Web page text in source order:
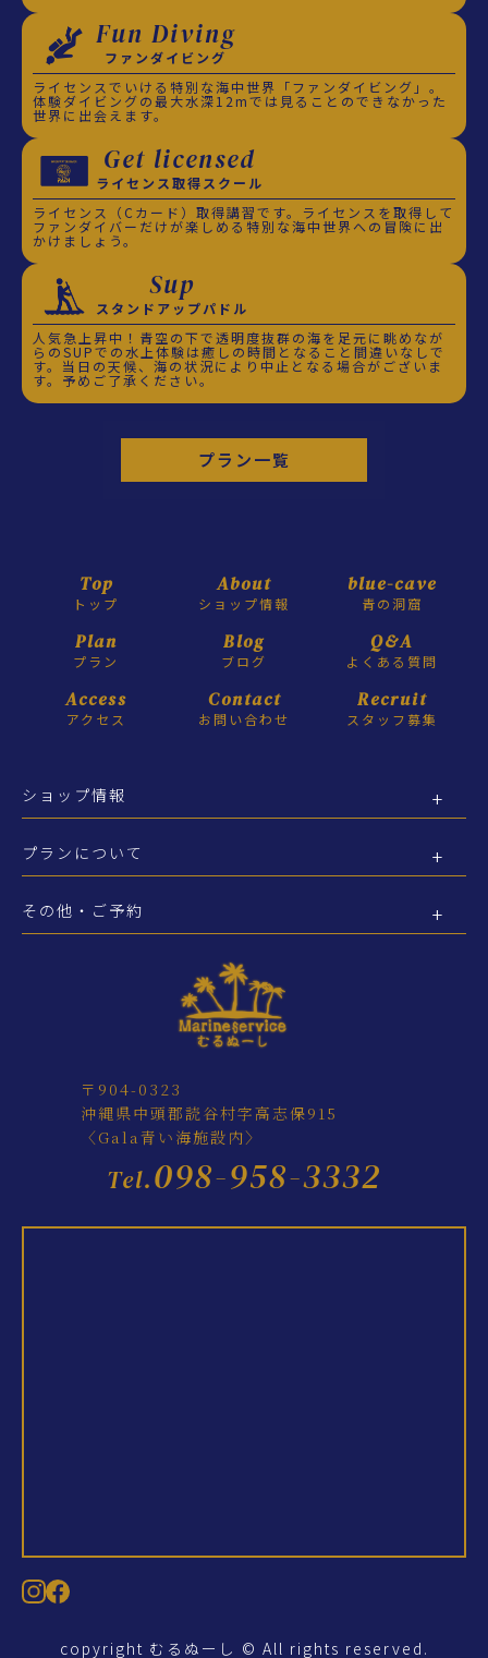
Fun Diving
ファンダイビング
ライセンスでいける特別な海中世界「ファンダイビング」。
体験ダイビングの最大水深12mでは見ることのできなかった
世界に出会えます。
Get licensed
ライセンス取得スクール
ライセンス（Cカード）取得講習です。ライセンスを取得して
ファンダイバーだけが楽しめる特別な海中世界への冒険に出
かけましょう。
Sup
スタンドアップパドル
人気急上昇中！青空の下で透明度抜群の海を足元に眺めなが
らのSUPでの水上体験は癒しの時間となること間違いなしで
す。当日の天候、海の状況により中止となる場合がございま
す。予めご了承ください。
プラン一覧
Top
トップ
About
ショップ情報
blue-cave
青の洞窟
Plan
プラン
Blog
ブログ
Q&A
よくある質問
Access
アクセス
Contact
お問い合わせ
Recruit
スタッフ募集
ショップ情報
プランについて
その他・ご予約
〒904-0323
沖縄県中頭郡読谷村字高志保915
〈Gala青い海施設内〉
Tel.098-958-3332
copyright むるぬーし © All rights reserved.